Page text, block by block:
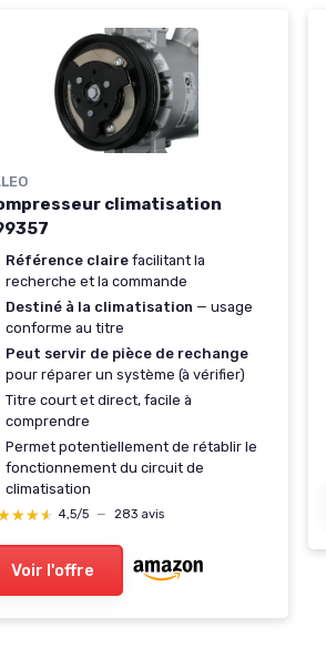
climatisation
Référence claire facilitant la
recherche et la commande
Destiné à la climatisation — usage
conforme au titre
Peut servir de pièce de rechange
pour réparer un système (à vérifier)
Titre court et direct, facile à
comprendre
Permet potentiellement de rétablir le
fonctionnement du circuit de
climatisation
4,5/5 — 283 avis
Voir l'offre